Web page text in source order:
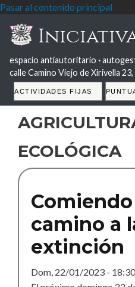
Pasar al contenido principal
espacio antiautoritario ·
calle Camino Viejo de Xirivella
Tabs
ACTIVIDADES FIJAS
ecológica
camino a
extinción
Dom, 22/01/2023 - 18:30